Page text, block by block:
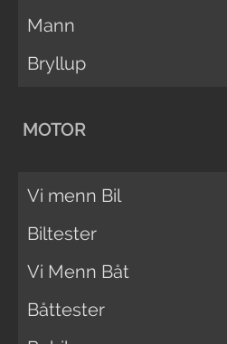
Mann
Bryllup
MOTOR
Vi menn Bil
Biltester
Vi Menn Båt
Båttester